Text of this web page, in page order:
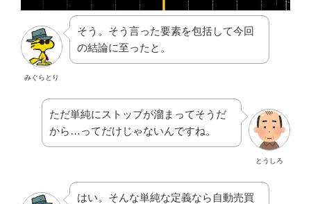
みぐらとり
そう。そう言った要素を包括して今回
の結論に至ったと。
とうしろ
ただ単純にストップが溜まってそうだ
から…ってだけじゃないんですね。
はい。そんな単純な定義なら自動売買